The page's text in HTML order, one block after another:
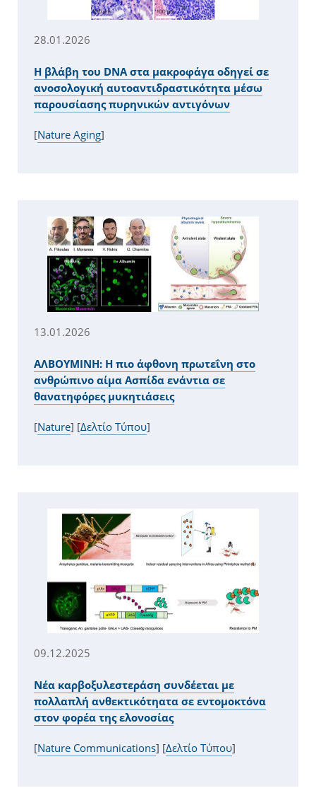
28.01.2026
Η βλάβη του DNA στα μακροφάγα οδηγεί σε
ανοσολογική αυτοαντιδραστικότητα μέσω
παρουσίασης πυρηνικών αντιγόνων
[Nature Aging]
13.01.2026
ΑΛΒΟΥΜΙΝΗ: Η πιο άφθονη πρωτεΐνη στο
ανθρώπινο αίμα Ασπίδα ενάντια σε
θανατηφόρες μυκητιάσεις
[Nature] [Δελτίο Τύπου]
09.12.2025
Νέα καρβοξυλεστεράση συνδέεται με
πολλαπλή ανθεκτικότηατα σε εντομοκτόνα
στον φορέα της ελονοσίας
[Nature Communications] [Δελτίο Τύπου]